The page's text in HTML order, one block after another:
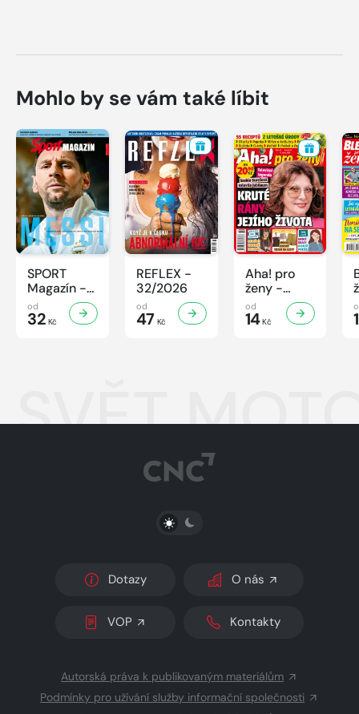
Mohlo by se vám také líbit
SPORT
Magazín -
32/2026
od
32 Kč
REFLEX -
32/2026
od
47 Kč
Aha! pro
ženy -
32/2026
od
14Kč
SVĚT
PŘEPNOUT SVĚTLÝ/TMAVÝ REŽIM
Dotazy O nás
VOP Kontakty
Autorská práva k publikovaným materiálům
Podmínky pro užívání služby informační společnosti